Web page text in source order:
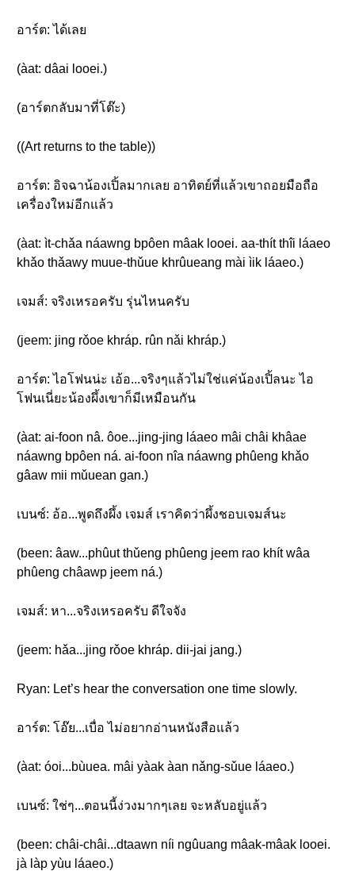
อาร์ต: ได้เลย
(àat: dâai looei.)
(อาร์ตกลับมาที่โต๊ะ)
((Art returns to the table))
อาร์ต: อิจฉาน้องเปิ้ลมากเลย อาทิตย์ที่แล้วเขาถอยมือถือ
เครื่องใหม่อีกแล้ว
(àat: ìt-chǎa náawng bpôen mâak looei. aa-thít thîi láaeo
khǎo thǎawy muue-thǔue khrûueang mài ìik láaeo.)
เจมส์: จริงเหรอครับ รุ่นไหนครับ
(jeem: jing rǒoe khráp. rûn nǎi khráp.)
อาร์ต: ไอโฟนน่ะ เอ้อ...จริงๆแล้วไม่ใช่แค่น้องเปิ้ลนะ ไอ
โฟนเนี่ยะน้องผึ้งเขาก็มีเหมือนกัน
(àat: ai-foon nâ. ôoe...jing-jing láaeo mâi châi khâae
náawng bpôen ná. ai-foon nîa náawng phûeng khǎo
gâaw mii mǔuean gan.)
เบนซ์: อ้อ...พูดถึงผึ้ง เจมส์ เราคิดว่าผึ้งชอบเจมส์นะ
(been: âaw...phûut thǔeng phûeng jeem rao khít wâa
phûeng châawp jeem ná.)
เจมส์: หา...จริงเหรอครับ ดีใจจัง
(jeem: hǎa...jing rǒoe khráp. dii-jai jang.)
Ryan: Let’s hear the conversation one time slowly.
อาร์ต: โอ๊ย...เบื่อ ไม่อยากอ่านหนังสือแล้ว
(àat: óoi...bùuea. mâi yàak àan nǎng-sǔue láaeo.)
เบนซ์: ใช่ๆ...ตอนนี้ง่วงมากๆเลย จะหลับอยู่แล้ว
(been: châi-châi...dtaawn níi ngûuang mâak-mâak looei.
jà làp yùu láaeo.)